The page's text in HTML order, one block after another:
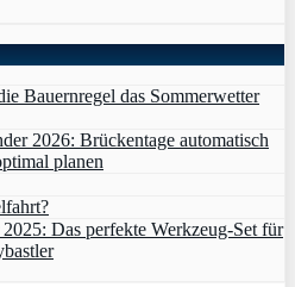
Bauernregel das Sommerwetter
2026: Brückentage automatisch
planen
Das perfekte Werkzeug-Set für